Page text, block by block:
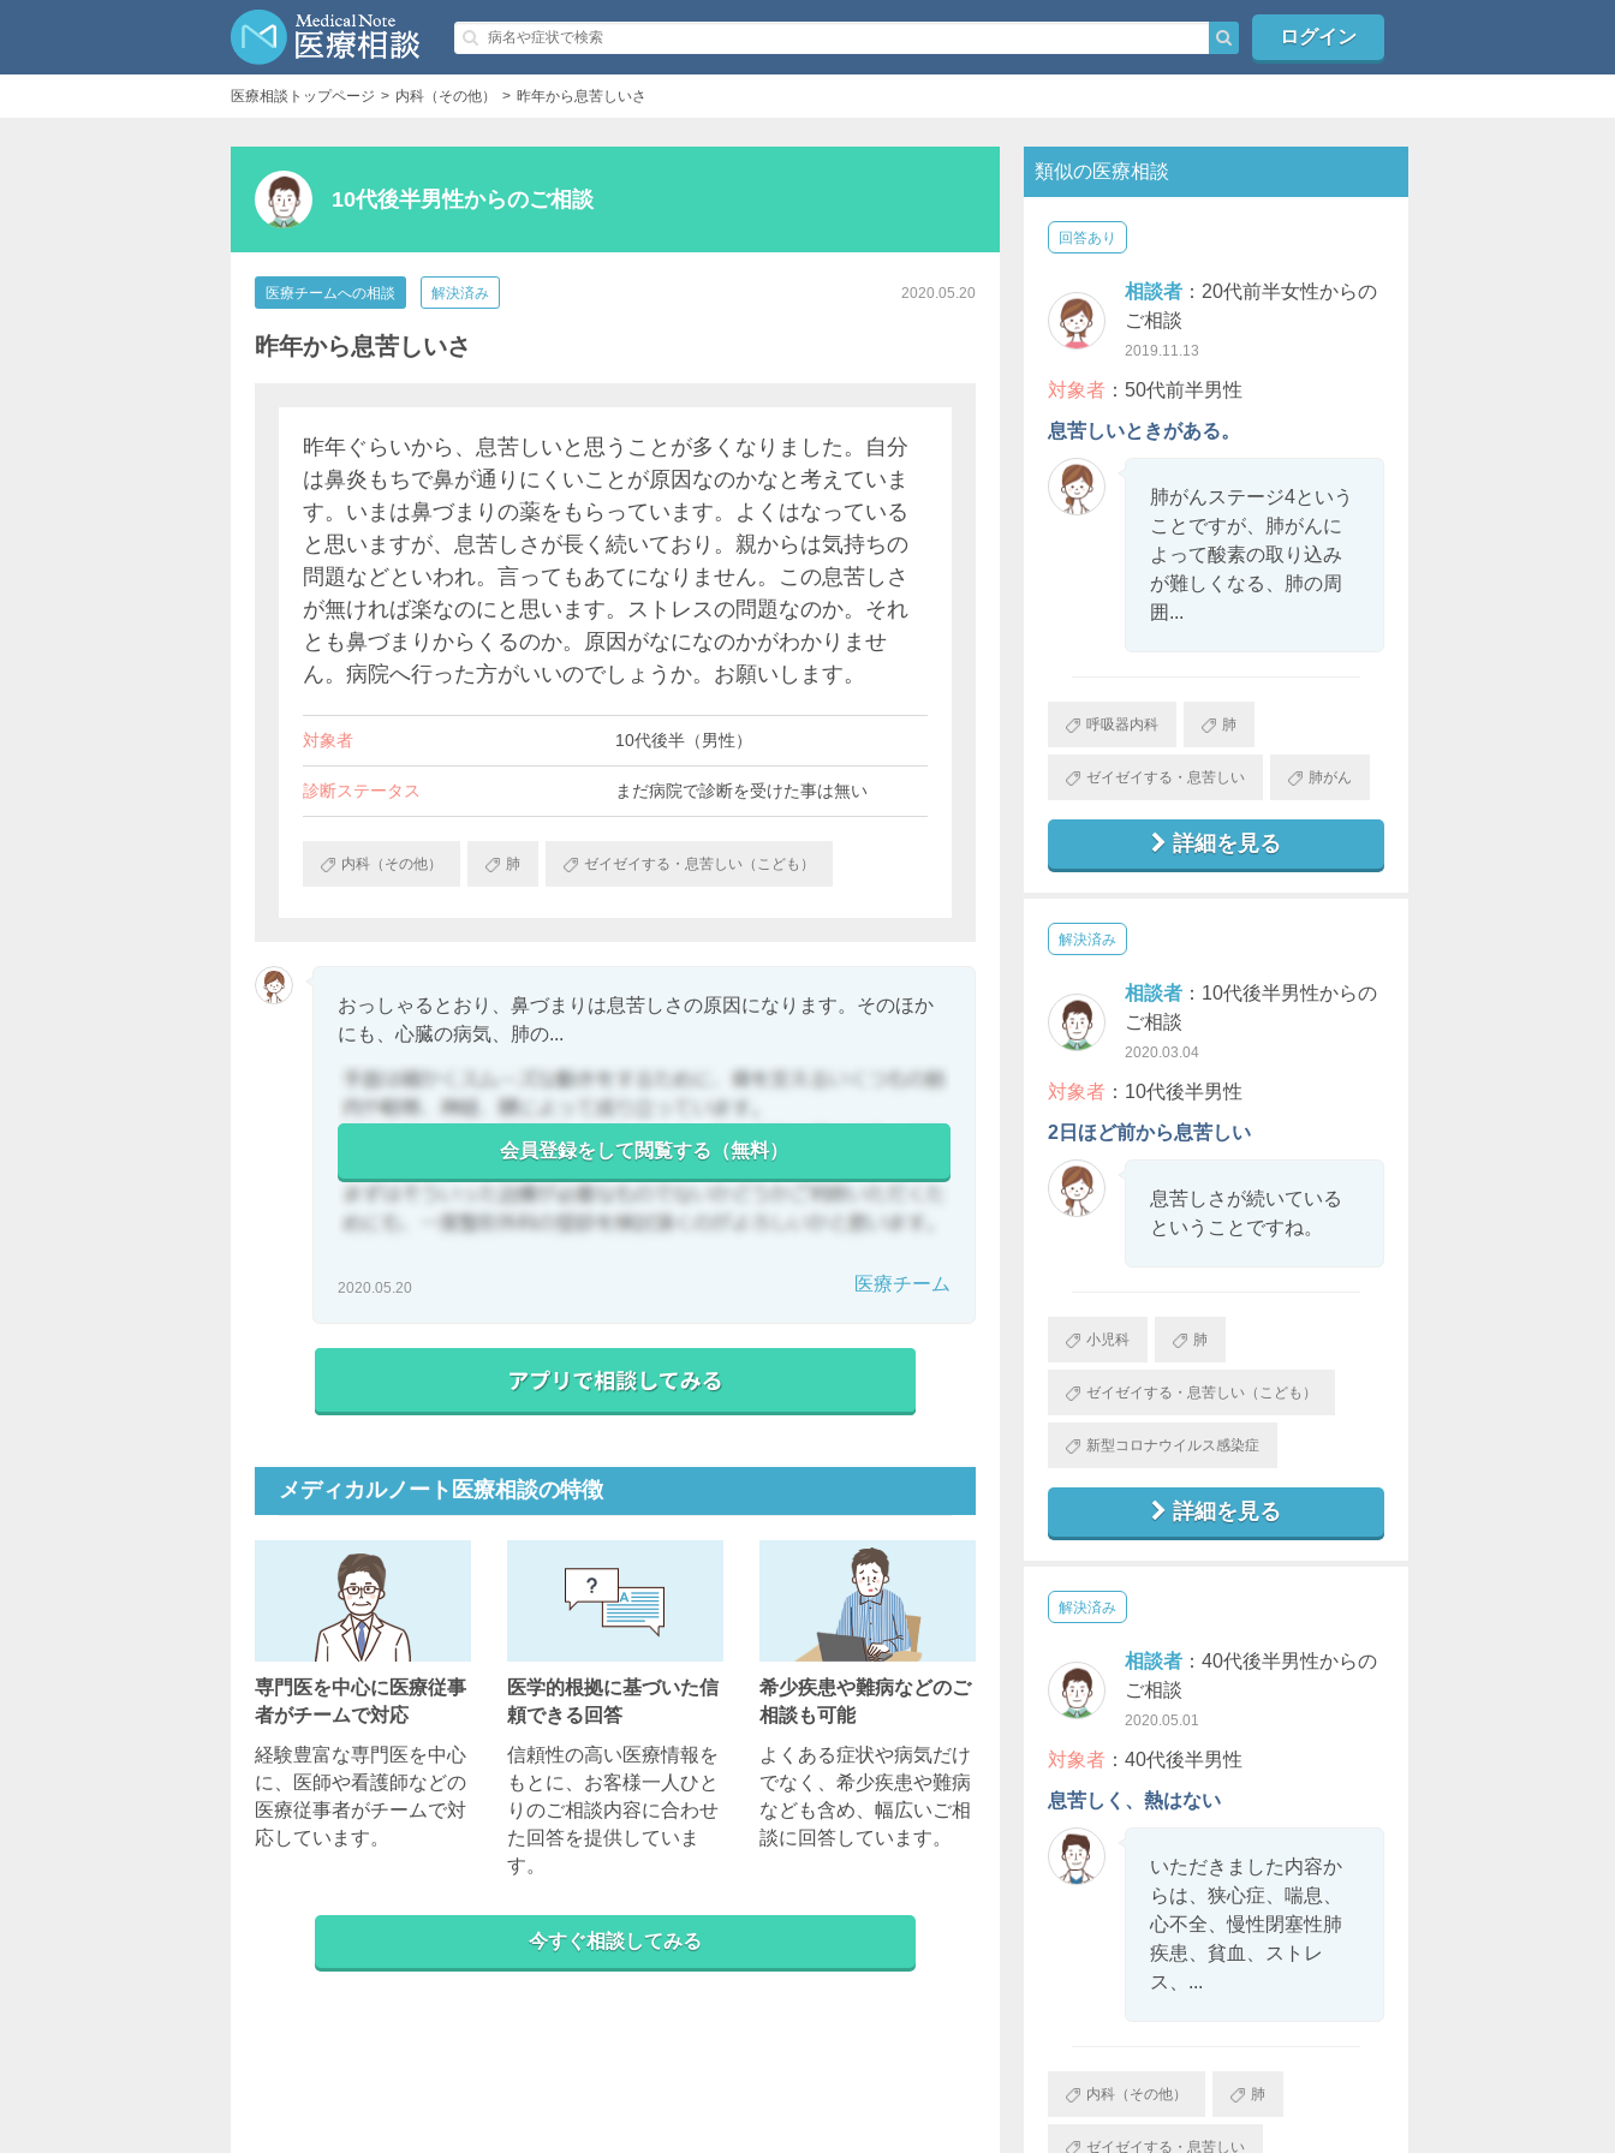
ログイン
医療相談トップページ 内科（その他） 昨年から息苦しいさ
10代後半男性からのご相談
医療チームへの相談 解決済み 2020.05.20
昨年から息苦しいさ
昨年ぐらいから、息苦しいと思うことが多くなりました。自分
は鼻炎もちで鼻が通りにくいことが原因なのかなと考えていま
す。いまは鼻づまりの薬をもらっています。よくはなっている
と思いますが、息苦しさが長く続いており。親からは気持ちの
問題などといわれ。言ってもあてになりません。この息苦しさ
が無ければ楽なのにと思います。ストレスの問題なのか。それ
とも鼻づまりからくるのか。原因がなになのかがわかりませ
ん。病院へ行った方がいいのでしょうか。お願いします。
対象者 10代後半（男性）
診断ステータス まだ病院で診断を受けた事は無い
内科（その他） 肺 ゼイゼイする・息苦しい（こども）
おっしゃるとおり、鼻づまりは息苦しさの原因になります。そのほか
にも、心臓の病気、肺の...
会員登録をして閲覧する（無料）
2020.05.20 医療チーム
メディカルノート医療相談の特徴
専門医を中心に医療従事
者がチームで対応
経験豊富な専門医を中心
に、医師や看護師などの
医療従事者がチームで対
応しています。
医学的根拠に基づいた信
頼できる回答
信頼性の高い医療情報を
もとに、お客様一人ひと
りのご相談内容に合わせ
た回答を提供していま
す。
希少疾患や難病などのご
相談も可能
よくある症状や病気だけ
でなく、希少疾患や難病
なども含め、幅広いご相
談に回答しています。
今すぐ相談してみる
類似の医療相談
回答あり
相談者：20代前半女性からの
ご相談
2019.11.13
対象者：50代前半男性
息苦しいときがある。
肺がんステージ4という
ことですが、肺がんに
よって酸素の取り込み
が難しくなる、肺の周
囲...
呼吸器内科 肺
ゼイゼイする・息苦しい 肺がん
詳細を見る
解決済み
相談者：10代後半男性からの
ご相談
2020.03.04
対象者：10代後半男性
2日ほど前から息苦しい
息苦しさが続いている
ということですね。
小児科 肺
ゼイゼイする・息苦しい（こども）
新型コロナウイルス感染症
詳細を見る
解決済み
相談者：40代後半男性からの
ご相談
2020.05.01
対象者：40代後半男性
息苦しく、熱はない
いただきました内容か
らは、狭心症、喘息、
心不全、慢性閉塞性肺
疾患、貧血、ストレ
ス、...
内科（その他） 肺
ゼイゼイする・息苦しい